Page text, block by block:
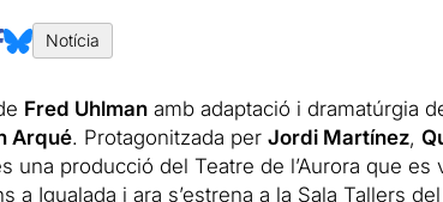
Notícia
Fred Uhlmanamb adaptació i dramatúrgia
Arqué. Protagonitzada per Jordi Martínez,
una producció del Teatre de l’Aurora que es
Igualada i ara s’estrena a la Sala Tallers del